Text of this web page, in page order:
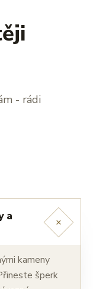
- rádi
a
+
kameny
šperk